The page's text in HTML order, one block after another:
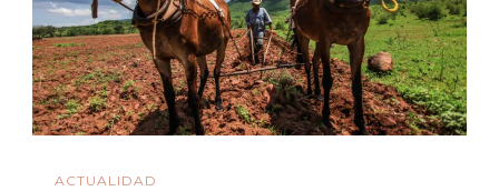
ACTUALIDAD